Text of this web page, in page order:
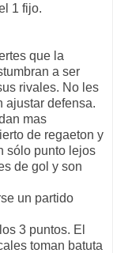
1 fijo.
que la
a ser
rivales. No les
ajustar defensa.
mas
de regaeton y
sólo punto lejos
de gol y son
un partido
3 puntos. El
toman batuta